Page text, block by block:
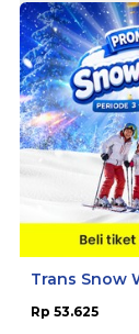
Trans Snow
Rp 53.625